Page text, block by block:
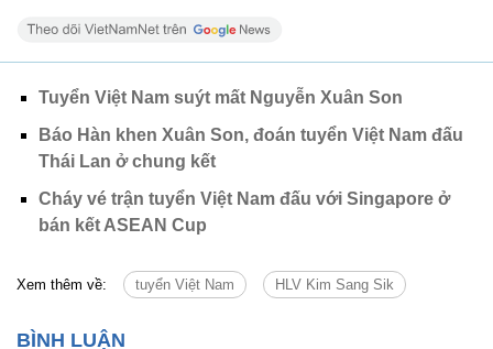
Tuyển Việt Nam suýt mất Nguyễn Xuân Son
Báo Hàn khen Xuân Son, đoán tuyển Việt Nam đấu
Thái Lan ở chung kết
Cháy vé trận tuyển Việt Nam đấu với Singapore ở
bán kết ASEAN Cup
Xem thêm về: tuyển Việt Nam HLV Kim Sang Sik